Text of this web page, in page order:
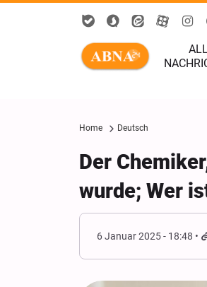
Home Deutsch
Der
wurde; Wer
6 Januar 2025 - 18:48